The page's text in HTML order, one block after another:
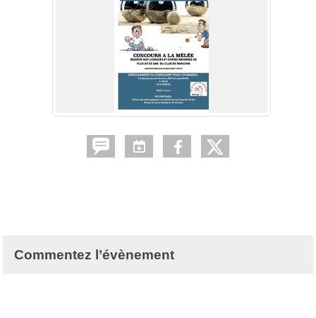
Commentez l’évènement